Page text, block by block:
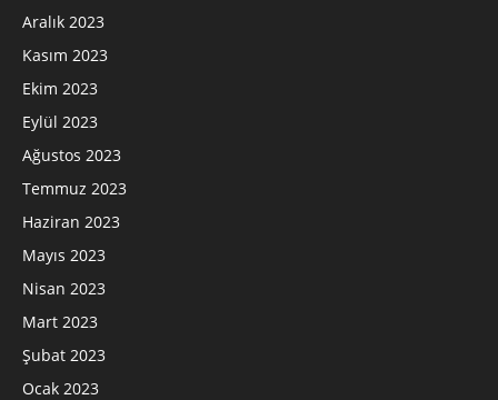
Aralık 2023
Kasım 2023
Ekim 2023
Eylül 2023
Ağustos 2023
Temmuz 2023
Haziran 2023
Mayıs 2023
Nisan 2023
Mart 2023
Şubat 2023
Ocak 2023